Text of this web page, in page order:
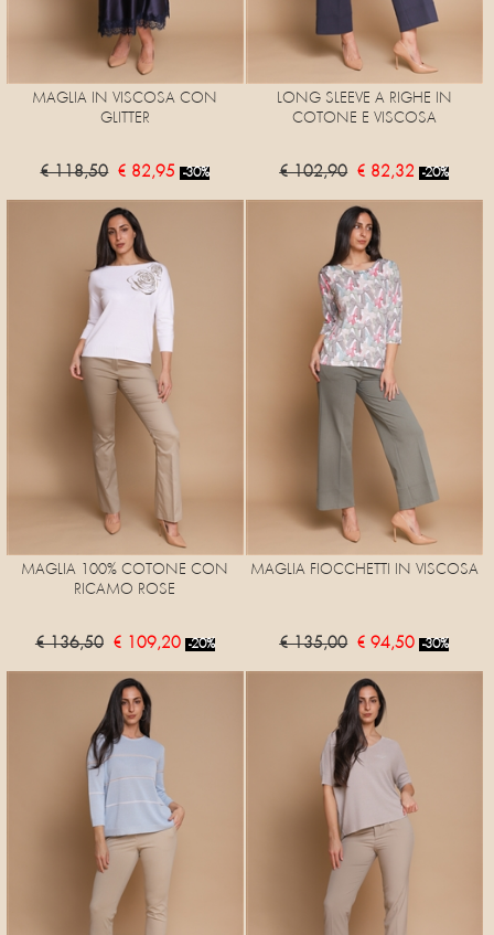
MAGLIA IN VISCOSA CON
GLITTER
€ 118,50 € 82,95 -30%
LONG SLEEVE A RIGHE IN
COTONE E VISCOSA
€ 102,90 € 82,32 -20%
MAGLIA 100% COTONE CON
RICAMO ROSE
€ 136,50 € 109,20 -20%
MAGLIA FIOCCHETTI IN VISCOSA
€ 135,00 € 94,50 -30%